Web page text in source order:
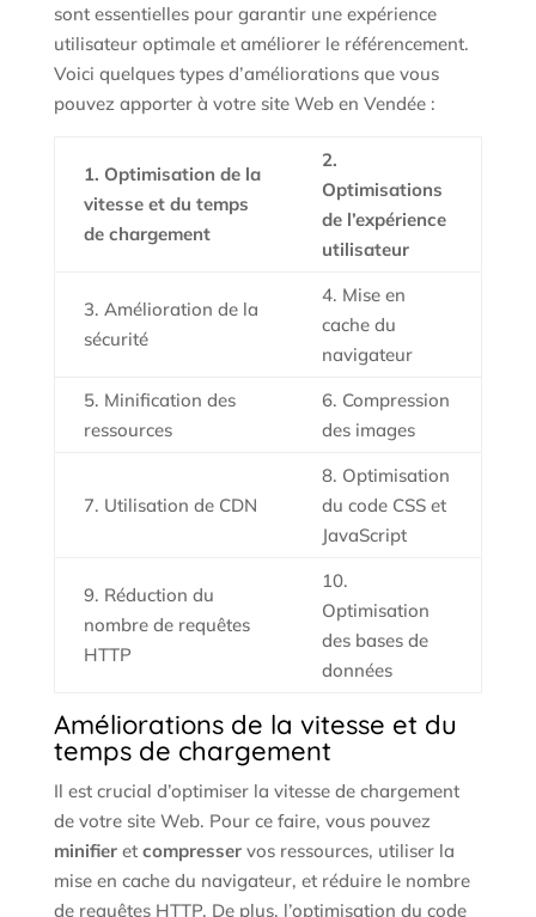
sont essentielles pour garantir une expérience
utilisateur optimale et améliorer le référencement.
Voici quelques types d’améliorations que vous
pouvez apporter à votre site Web en Vendée :
1. Optimisation de la
vitesse et du temps
de chargement
2.
Optimisations
de l’expérience
utilisateur
3. Amélioration de la
sécurité
4. Mise en
cache du
navigateur
5. Minification des
ressources
6. Compression
des images
7. Utilisation de CDN
8. Optimisation
du code CSS et
JavaScript
9. Réduction du
nombre de requêtes
HTTP
10.
Optimisation
des bases de
données
Améliorations de la vitesse et du
temps de chargement
Il est crucial d’optimiser la vitesse de chargement
de votre site Web. Pour ce faire, vous pouvez
minifieret compresservos ressources, utiliser la
mise en cache du navigateur, et réduire le nombre
de requêtes HTTP. De plus, l’optimisation du code